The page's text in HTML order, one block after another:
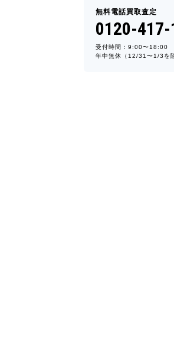
無料電話買取査定
0120-417-
受付時間：9:00〜18:00
年中無休（12/31〜1/3を